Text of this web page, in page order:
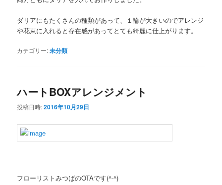
ダリアにもたくさんの種類があって、１輪が大きいのでアレンジ
や花束に入れると存在感があってとても綺麗に仕上がります。
カテゴリー:未分類
ハートBOXアレンジメント
投稿日時:2016年10月29日
フローリストみつばのOTAです(^-^)